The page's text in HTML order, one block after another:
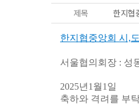
제목
한지협
한지협중앙회 시,
서울협의회장 : 성
2025년1월1일
축하와 격려를 부